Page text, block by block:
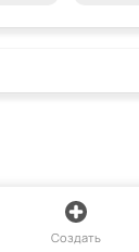
Создать